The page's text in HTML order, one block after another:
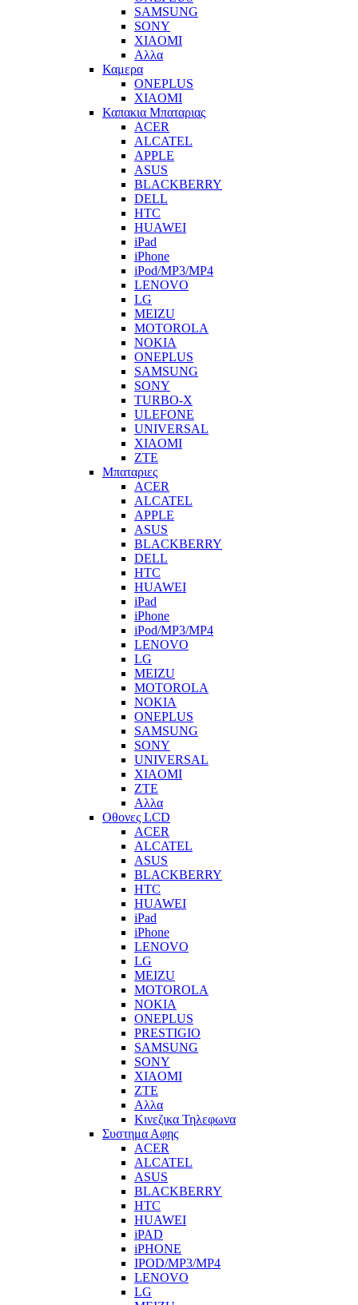
SAMSUNG
SONY
XIAOMI
Αλλα
Καμερα
ONEPLUS
XIAOMI
Καπακια Μπαταριας
ACER
ALCATEL
APPLE
ASUS
BLACKBERRY
DELL
HTC
HUAWEI
iPad
iPhone
iPod/MP3/MP4
LENOVO
LG
MEIZU
MOTOROLA
NOKIA
ONEPLUS
SAMSUNG
SONY
TURBO-X
ULEFONE
UNIVERSAL
XIAOMI
ZTE
Μπαταριες
ACER
ALCATEL
APPLE
ASUS
BLACKBERRY
DELL
HTC
HUAWEI
iPad
iPhone
iPod/MP3/MP4
LENOVO
LG
MEIZU
MOTOROLA
NOKIA
ONEPLUS
SAMSUNG
SONY
UNIVERSAL
XIAOMI
ZTE
Αλλα
Οθονες LCD
ACER
ALCATEL
ASUS
BLACKBERRY
HTC
HUAWEI
iPad
iPhone
LENOVO
LG
MEIZU
MOTOROLA
NOKIA
ONEPLUS
PRESTIGIO
SAMSUNG
SONY
XIAOMI
ZTE
Αλλα
Κινεζικα Τηλεφωνα
Συστημα Αφης
ACER
ALCATEL
ASUS
BLACKBERRY
HTC
HUAWEI
iPAD
iPHONE
IPOD/MP3/MP4
LENOVO
LG